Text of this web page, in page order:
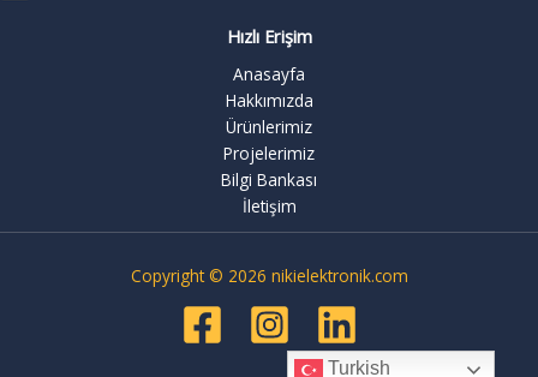
Hızlı Erişim
Anasayfa
Hakkımızda
Ürünlerimiz
Projelerimiz
Bilgi Bankası
İletişim
Copyright © 2026 nikielektronik.com
Turkish